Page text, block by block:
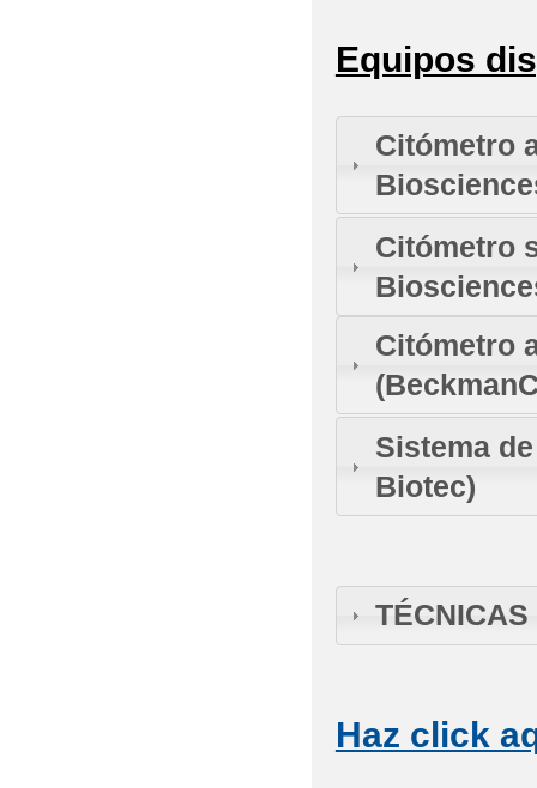
Equipos
Citómetro
Citómetro
Citómetro
Sistema
Biotec)
Haz click